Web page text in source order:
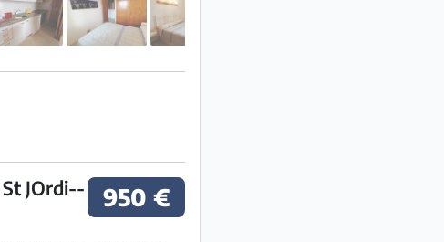
950 €
JOrdi--